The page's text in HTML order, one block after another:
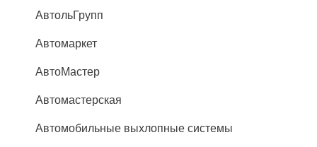
АвтольГрупп
Автомаркет
АвтоМастер
Автомастерская
Автомобильные выхлопные системы